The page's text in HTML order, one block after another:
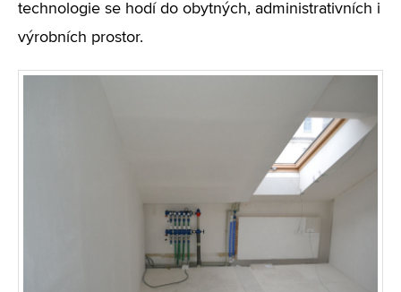
technologie se hodí do obytných, administrativních i
výrobních prostor.